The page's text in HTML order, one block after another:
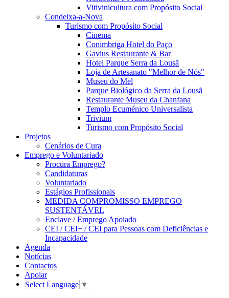
Vitivinicultura com Propósito Social
Condeixa-a-Nova
Turismo com Propósito Social
Cinema
Conimbriga Hotel do Paço
Gavius Restaurante & Bar
Hotel Parque Serra da Lousã
Loja de Artesanato "Melhor de Nós"
Museu do Mel
Parque Biológico da Serra da Lousã
Restaurante Museu da Chanfana
Templo Ecuménico Universalista
Trivium
Turismo com Propósito Social
Projetos
Cenários de Cura
Emprego e Voluntariado
Procura Emprego?
Candidaturas
Voluntariado
Estágios Profissionais
MEDIDA COMPROMISSO EMPREGO
SUSTENTÁVEL
Enclave / Emprego Apoiado
CEI / CEI+ / CEI para Pessoas com Deficiências e
Incapacidade
Agenda
Notícias
Contactos
Apoiar
Select Language ▼